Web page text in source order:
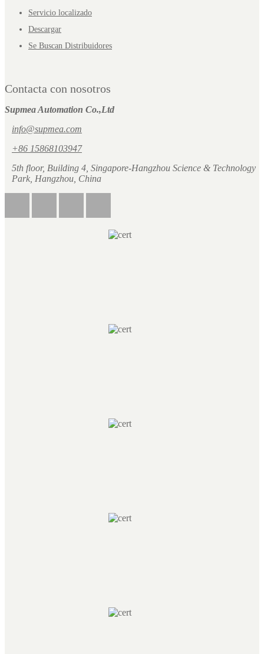
Servicio localizado
Descargar
Se Buscan Distribuidores
Contacta con nosotros
Supmea Automation Co.,Ltd
info@supmea.com
+86 15868103947
5th floor, Building 4, Singapore-Hangzhou Science & Technology
Park, Hangzhou, China